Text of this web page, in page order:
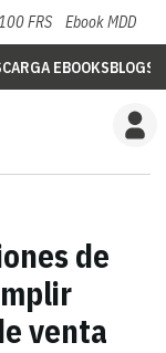
FRS Ebook MDD
EBOOKSBLOGS
de
venta